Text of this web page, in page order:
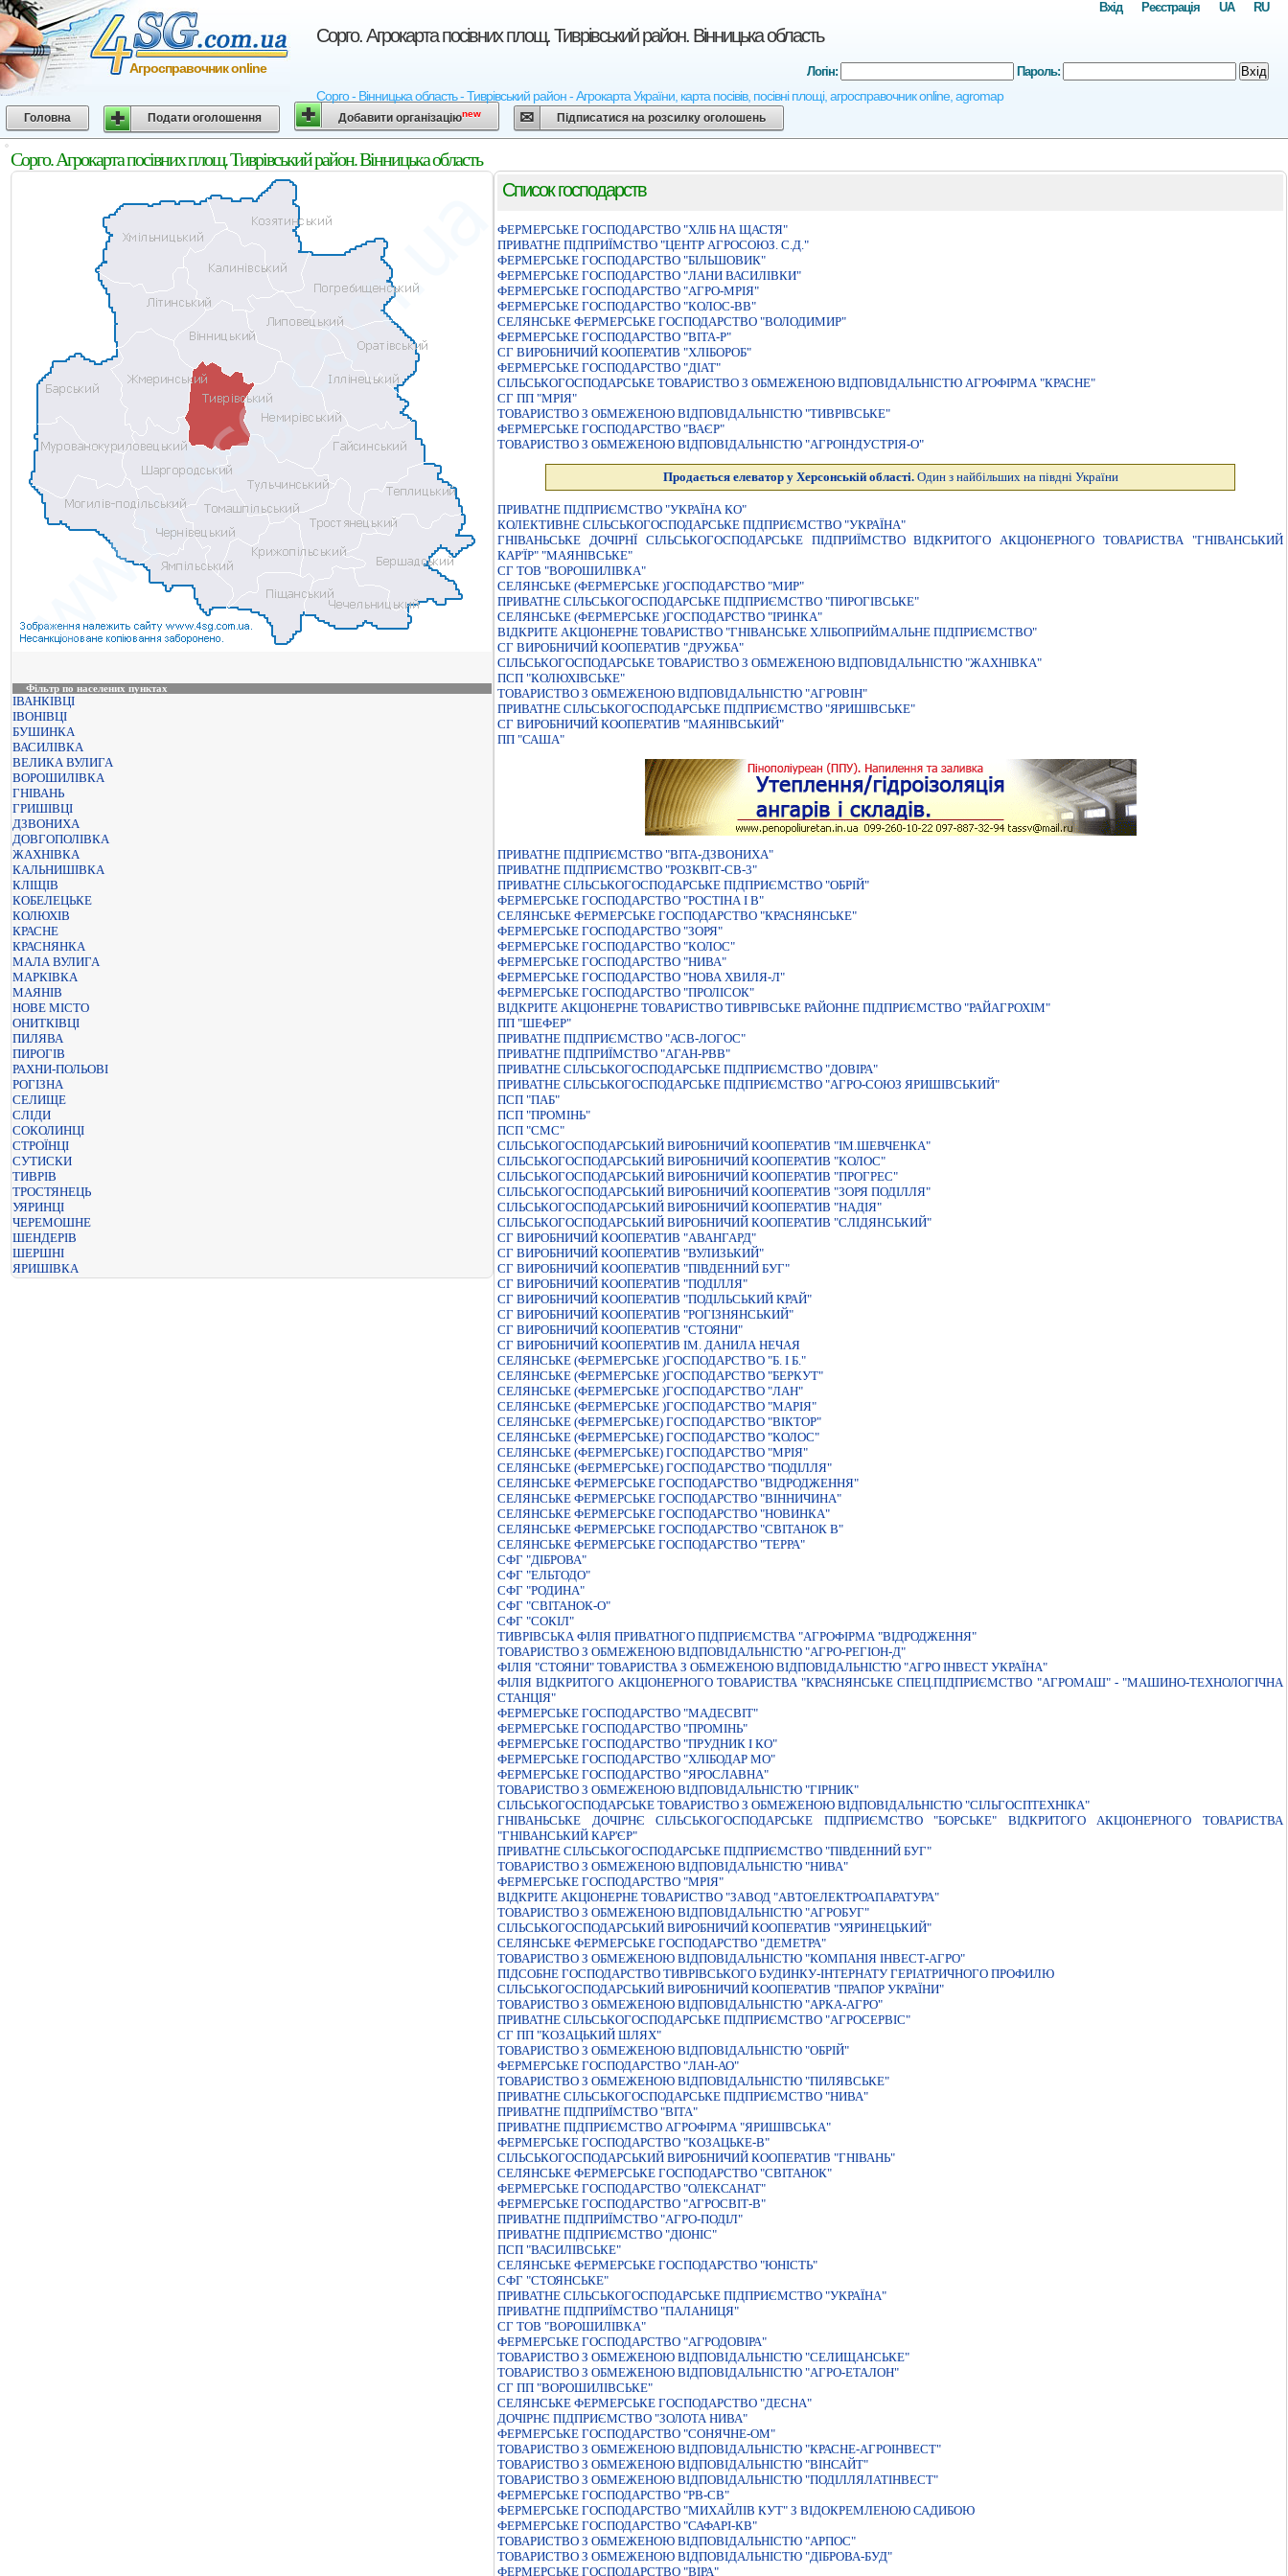
Сорго. Агрокарта посівних площ. Тиврівський район. Вінницька область
Сорго - Вінницька область - Тиврівський район - Агрокарта України, карта посівів, посівні площі, агросправочник online, agromap
Агросправочник online
RU
UA
Реєстрація
Вхід
Логін: Пароль: Вхід
Головна Подати оголошення Добавити організаціюnew Підписатися на розсилку оголошень
Сорго. Агрокарта посівних площ. Тиврівський район. Вінницька область
Фільтр по населених пунктах
ІВАНКІВЦІ
ІВОНІВЦІ
БУШИНКА
ВАСИЛІВКА
ВЕЛИКА ВУЛИГА
ВОРОШИЛІВКА
ГНІВАНЬ
ГРИШІВЦІ
ДЗВОНИХА
ДОВГОПОЛІВКА
ЖАХНІВКА
КАЛЬНИШІВКА
КЛІЩІВ
КОБЕЛЕЦЬКЕ
КОЛЮХІВ
КРАСНЕ
КРАСНЯНКА
МАЛА ВУЛИГА
МАРКІВКА
МАЯНІВ
НОВЕ МІСТО
ОНИТКІВЦІ
ПИЛЯВА
ПИРОГІВ
РАХНИ-ПОЛЬОВІ
РОГІЗНА
СЕЛИЩЕ
СЛІДИ
СОКОЛИНЦІ
СТРОЇНЦІ
СУТИСКИ
ТИВРІВ
ТРОСТЯНЕЦЬ
УЯРИНЦІ
ЧЕРЕМОШНЕ
ШЕНДЕРІВ
ШЕРШНІ
ЯРИШІВКА
Список господарств
ФЕРМЕРСЬКЕ ГОСПОДАРСТВО "ХЛІБ НА ЩАСТЯ"
ПРИВАТНЕ ПIДПРИЇМСТВО "ЦЕНТР АГРОСОЮЗ. С.Д."
ФЕРМЕРСЬКЕ ГОСПОДАРСТВО "БІЛЬШОВИК"
ФЕРМЕРСЬКЕ ГОСПОДАРСТВО "ЛАНИ ВАСИЛIВКИ"
ФЕРМЕРСЬКЕ ГОСПОДАРСТВО "АГРО-МРIЯ"
ФЕРМЕРСЬКЕ ГОСПОДАРСТВО "КОЛОС-ВВ"
СЕЛЯНСЬКЕ ФЕРМЕРСЬКЕ ГОСПОДАРСТВО "ВОЛОДИМИР"
ФЕРМЕРСЬКЕ ГОСПОДАРСТВО "ВIТА-Р"
СГ ВИРОБНИЧИЙ КООПЕРАТИВ "ХЛІБОРОБ"
ФЕРМЕРСЬКЕ ГОСПОДАРСТВО "ДIАТ"
СIЛЬСЬКОГОСПОДАРСЬКЕ ТОВАРИСТВО З ОБМЕЖЕНОЮ ВIДПОВIДАЛЬНIСТЮ АГРОФIРМА "КРАСНЕ"
СГ ПП "МРІЯ"
ТОВАРИСТВО З ОБМЕЖЕНОЮ ВIДПОВIДАЛЬНIСТЮ "ТИВРIВСЬКЕ"
ФЕРМЕРСЬКЕ ГОСПОДАРСТВО "ВАЄР"
ТОВАРИСТВО З ОБМЕЖЕНОЮ ВIДПОВIДАЛЬНIСТЮ "АГРОIНДУСТРIЯ-О"
Продається елеватор у Херсонській області. Один з найбільших на півдні України
ПРИВАТНЕ ПIДПРИЄМСТВО "УКРАЇНА КО"
КОЛЕКТИВНЕ СІЛЬСЬКОГОСПОДАРСЬКЕ ПІДПРИЄМСТВО "УКРАЇНА"
ГНIВАНЬСЬКЕ ДОЧIРНЇ СIЛЬСЬКОГОСПОДАРСЬКЕ ПIДПРИЇМСТВО ВIДКРИТОГО АКЦIОНЕРНОГО ТОВАРИСТВА "ГНIВАНСЬКИЙ
КАР'ЇР" "МАЯНIВСЬКЕ"
СГ ТОВ "ВОРОШИЛІВКА"
СЕЛЯНСЬКЕ (ФЕРМЕРСЬКЕ )ГОСПОДАРСТВО "МИР"
ПРИВАТНЕ СIЛЬСЬКОГОСПОДАРСЬКЕ ПIДПРИЄМСТВО "ПИРОГIВСЬКЕ"
СЕЛЯНСЬКЕ (ФЕРМЕРСЬКЕ )ГОСПОДАРСТВО "IРИНКА"
ВIДКРИТЕ АКЦIОНЕРНЕ ТОВАРИСТВО "ГНIВАНСЬКЕ ХЛIБОПРИЙМАЛЬНЕ ПIДПРИЄМСТВО"
СГ ВИРОБНИЧИЙ КООПЕРАТИВ "ДРУЖБА"
СIЛЬСЬКОГОСПОДАРСЬКЕ ТОВАРИСТВО З ОБМЕЖЕНОЮ ВIДПОВIДАЛЬНIСТЮ "ЖАХНIВКА"
ПСП "КОЛЮХІВСЬКЕ"
ТОВАРИСТВО З ОБМЕЖЕНОЮ ВIДПОВIДАЛЬНIСТЮ "АГРОВIН"
ПРИВАТНЕ СІЛЬСЬКОГОСПОДАРСЬКЕ ПІДПРИЄМСТВО "ЯРИШІВСЬКЕ"
СГ ВИРОБНИЧИЙ КООПЕРАТИВ "МАЯНІВСЬКИЙ"
ПП "САША"
ПРИВАТНЕ ПIДПРИЄМСТВО "ВIТА-ДЗВОНИХА"
ПРИВАТНЕ ПIДПРИЄМСТВО "РОЗКВIТ-СВ-3"
ПРИВАТНЕ СІЛЬСЬКОГОСПОДАРСЬКЕ ПІДПРИЄМСТВО "ОБРІЙ"
ФЕРМЕРСЬКЕ ГОСПОДАРСТВО "РОСТІНА І В"
СЕЛЯНСЬКЕ ФЕРМЕРСЬКЕ ГОСПОДАРСТВО "КРАСНЯНСЬКЕ"
ФЕРМЕРСЬКЕ ГОСПОДАРСТВО "ЗОРЯ"
ФЕРМЕРСЬКЕ ГОСПОДАРСТВО "КОЛОС"
ФЕРМЕРСЬКЕ ГОСПОДАРСТВО "НИВА"
ФЕРМЕРСЬКЕ ГОСПОДАРСТВО "НОВА ХВИЛЯ-Л"
ФЕРМЕРСЬКЕ ГОСПОДАРСТВО "ПРОЛІСОК"
ВIДКРИТЕ АКЦIОНЕРНЕ ТОВАРИСТВО ТИВРIВСЬКЕ РАЙОННЕ ПIДПРИЄМСТВО "РАЙАГРОХIМ"
ПП "ШЕФЕР"
ПРИВАТНЕ ПIДПРИЄМСТВО "АСВ-ЛОГОС"
ПРИВАТНЕ ПIДПРИЇМСТВО "АГАН-РВВ"
ПРИВАТНЕ СIЛЬСЬКОГОСПОДАРСЬКЕ ПIДПРИЄМСТВО "ДОВIРА"
ПРИВАТНЕ СІЛЬСЬКОГОСПОДАРСЬКЕ ПІДПРИЄМСТВО "АГРО-СОЮЗ ЯРИШІВСЬКИЙ"
ПСП "ПАБ"
ПСП "ПРОМІНЬ"
ПСП "СМС"
СIЛЬСЬКОГОСПОДАРСЬКИЙ ВИРОБНИЧИЙ КООПЕРАТИВ "IМ.ШЕВЧЕНКА"
СIЛЬСЬКОГОСПОДАРСЬКИЙ ВИРОБНИЧИЙ КООПЕРАТИВ "КОЛОС"
СIЛЬСЬКОГОСПОДАРСЬКИЙ ВИРОБНИЧИЙ КООПЕРАТИВ "ПРОГРЕС"
СІЛЬСЬКОГОСПОДАРСЬКИЙ ВИРОБНИЧИЙ КООПЕРАТИВ "ЗОРЯ ПОДІЛЛЯ"
СІЛЬСЬКОГОСПОДАРСЬКИЙ ВИРОБНИЧИЙ КООПЕРАТИВ "НАДІЯ"
СІЛЬСЬКОГОСПОДАРСЬКИЙ ВИРОБНИЧИЙ КООПЕРАТИВ "СЛІДЯНСЬКИЙ"
СГ ВИРОБНИЧИЙ КООПЕРАТИВ "АВАНГАРД"
СГ ВИРОБНИЧИЙ КООПЕРАТИВ "ВУЛИЗЬКИЙ"
СГ ВИРОБНИЧИЙ КООПЕРАТИВ "ПІВДЕННИЙ БУГ"
СГ ВИРОБНИЧИЙ КООПЕРАТИВ "ПОДІЛЛЯ"
СГ ВИРОБНИЧИЙ КООПЕРАТИВ "ПОДІЛЬСЬКИЙ КРАЙ"
СГ ВИРОБНИЧИЙ КООПЕРАТИВ "РОГІЗНЯНСЬКИЙ"
СГ ВИРОБНИЧИЙ КООПЕРАТИВ "СТОЯНИ"
СГ ВИРОБНИЧИЙ КООПЕРАТИВ ІМ. ДАНИЛА НЕЧАЯ
СЕЛЯНСЬКЕ (ФЕРМЕРСЬКЕ )ГОСПОДАРСТВО "Б. I Б."
СЕЛЯНСЬКЕ (ФЕРМЕРСЬКЕ )ГОСПОДАРСТВО "БЕРКУТ"
СЕЛЯНСЬКЕ (ФЕРМЕРСЬКЕ )ГОСПОДАРСТВО "ЛАН"
СЕЛЯНСЬКЕ (ФЕРМЕРСЬКЕ )ГОСПОДАРСТВО "МАРІЯ"
СЕЛЯНСЬКЕ (ФЕРМЕРСЬКЕ) ГОСПОДАРСТВО "ВІКТОР"
СЕЛЯНСЬКЕ (ФЕРМЕРСЬКЕ) ГОСПОДАРСТВО "КОЛОС"
СЕЛЯНСЬКЕ (ФЕРМЕРСЬКЕ) ГОСПОДАРСТВО "МРIЯ"
СЕЛЯНСЬКЕ (ФЕРМЕРСЬКЕ) ГОСПОДАРСТВО "ПОДIЛЛЯ"
СЕЛЯНСЬКЕ ФЕРМЕРСЬКЕ ГОСПОДАРСТВО "ВIДРОДЖЕННЯ"
СЕЛЯНСЬКЕ ФЕРМЕРСЬКЕ ГОСПОДАРСТВО "ВIННИЧИНА"
СЕЛЯНСЬКЕ ФЕРМЕРСЬКЕ ГОСПОДАРСТВО "НОВИНКА"
СЕЛЯНСЬКЕ ФЕРМЕРСЬКЕ ГОСПОДАРСТВО "СВІТАНОК В"
СЕЛЯНСЬКЕ ФЕРМЕРСЬКЕ ГОСПОДАРСТВО "ТЕРРА"
СФГ "ДІБРОВА"
СФГ "ЕЛЬТОДО"
СФГ "РОДИНА"
СФГ "СВІТАНОК-О"
СФГ "СОКІЛ"
ТИВРIВСЬКА ФIЛIЯ ПРИВАТНОГО ПIДПРИЄМСТВА "АГРОФIРМА "ВIДРОДЖЕННЯ"
ТОВАРИСТВО З ОБМЕЖЕНОЮ ВІДПОВІДАЛЬНІСТЮ "АГРО-РЕГІОН-Д"
ФIЛIЯ "СТОЯНИ" ТОВАРИСТВА З ОБМЕЖЕНОЮ ВIДПОВIДАЛЬНIСТЮ "АГРО IНВЕСТ УКРАЇНА"
ФIЛIЯ ВIДКРИТОГО АКЦIОНЕРНОГО ТОВАРИСТВА "КРАСНЯНСЬКЕ СПЕЦ.ПIДПРИЄМСТВО "АГРОМАШ" - "МАШИНО-ТЕХНОЛОГIЧНА
СТАНЦIЯ"
ФЕРМЕРСЬКЕ ГОСПОДАРСТВО "МАДЕСВIТ"
ФЕРМЕРСЬКЕ ГОСПОДАРСТВО "ПРОМIНЬ"
ФЕРМЕРСЬКЕ ГОСПОДАРСТВО "ПРУДНИК І КО"
ФЕРМЕРСЬКЕ ГОСПОДАРСТВО "ХЛIБОДАР МО"
ФЕРМЕРСЬКЕ ГОСПОДАРСТВО "ЯРОСЛАВНА"
ТОВАРИСТВО З ОБМЕЖЕНОЮ ВІДПОВІДАЛЬНІСТЮ "ГІРНИК"
СIЛЬСЬКОГОСПОДАРСЬКЕ ТОВАРИСТВО З ОБМЕЖЕНОЮ ВIДПОВIДАЛЬНIСТЮ "СIЛЬГОСПТЕХНIКА"
ГНIВАНЬСЬКЕ ДОЧIРНЄ СIЛЬСЬКОГОСПОДАРСЬКЕ ПIДПРИЄМСТВО "БОРСЬКЕ" ВIДКРИТОГО АКЦIОНЕРНОГО ТОВАРИСТВА
"ГНIВАНСЬКИЙ КАР'ЄР"
ПРИВАТНЕ СIЛЬСЬКОГОСПОДАРСЬКЕ ПIДПРИЄМСТВО "ПIВДЕННИЙ БУГ"
ТОВАРИСТВО З ОБМЕЖЕНОЮ ВІДПОВІДАЛЬНІСТЮ "НИВА"
ФЕРМЕРСЬКЕ ГОСПОДАРСТВО "МРIЯ"
ВІДКРИТЕ АКЦІОНЕРНЕ ТОВАРИСТВО "ЗАВОД "АВТОЕЛЕКТРОАПАРАТУРА"
ТОВАРИСТВО З ОБМЕЖЕНОЮ ВІДПОВІДАЛЬНІСТЮ "АГРОБУГ"
СІЛЬСЬКОГОСПОДАРСЬКИЙ ВИРОБНИЧИЙ КООПЕРАТИВ "УЯРИНЕЦЬКИЙ"
СЕЛЯНСЬКЕ ФЕРМЕРСЬКЕ ГОСПОДАРСТВО "ДЕМЕТРА"
ТОВАРИСТВО З ОБМЕЖЕНОЮ ВІДПОВІДАЛЬНІСТЮ "КОМПАНІЯ ІНВЕСТ-АГРО"
ПІДСОБНЕ ГОСПОДАРСТВО ТИВРІВСЬКОГО БУДИНКУ-ІНТЕРНАТУ ГЕРІАТРИЧНОГО ПРОФИЛЮ
СIЛЬСЬКОГОСПОДАРСЬКИЙ ВИРОБНИЧИЙ КООПЕРАТИВ "ПРАПОР УКРАЇНИ"
ТОВАРИСТВО З ОБМЕЖЕНОЮ ВІДПОВІДАЛЬНІСТЮ "АРКА-АГРО"
ПРИВАТНЕ СIЛЬСЬКОГОСПОДАРСЬКЕ ПIДПРИЄМСТВО "АГРОСЕРВIС"
СГ ПП "КОЗАЦЬКИЙ ШЛЯХ"
ТОВАРИСТВО З ОБМЕЖЕНОЮ ВІДПОВІДАЛЬНІСТЮ "ОБРІЙ"
ФЕРМЕРСЬКЕ ГОСПОДАРСТВО "ЛАН-АО"
ТОВАРИСТВО З ОБМЕЖЕНОЮ ВIДПОВIДАЛЬНIСТЮ "ПИЛЯВСЬКЕ"
ПРИВАТНЕ СIЛЬСЬКОГОСПОДАРСЬКЕ ПIДПРИЄМСТВО "НИВА"
ПРИВАТНЕ ПIДПРИЇМСТВО "ВIТА"
ПРИВАТНЕ ПІДПРИЄМСТВО АГРОФІРМА "ЯРИШІВСЬКА"
ФЕРМЕРСЬКЕ ГОСПОДАРСТВО "КОЗАЦЬКЕ-В"
СIЛЬСЬКОГОСПОДАРСЬКИЙ ВИРОБНИЧИЙ КООПЕРАТИВ "ГНIВАНЬ"
СЕЛЯНСЬКЕ ФЕРМЕРСЬКЕ ГОСПОДАРСТВО "СВIТАНОК"
ФЕРМЕРСЬКЕ ГОСПОДАРСТВО "ОЛЕКСАНАТ"
ФЕРМЕРСЬКЕ ГОСПОДАРСТВО "АГРОСВIТ-В"
ПРИВАТНЕ ПIДПРИЇМСТВО "АГРО-ПОДIЛ"
ПРИВАТНЕ ПIДПРИЄМСТВО "ДIОНIС"
ПСП "ВАСИЛІВСЬКЕ"
СЕЛЯНСЬКЕ ФЕРМЕРСЬКЕ ГОСПОДАРСТВО "ЮНIСТЬ"
СФГ "СТОЯНСЬКЕ"
ПРИВАТНЕ СIЛЬСЬКОГОСПОДАРСЬКЕ ПIДПРИЄМСТВО "УКРАЇНА"
ПРИВАТНЕ ПIДПРИЇМСТВО "ПАЛАНИЦЯ"
СГ ТОВ "ВОРОШИЛІВКА"
ФЕРМЕРСЬКЕ ГОСПОДАРСТВО "АГРОДОВIРА"
ТОВАРИСТВО З ОБМЕЖЕНОЮ ВIДПОВIДАЛЬНIСТЮ "СЕЛИЩАНСЬКЕ"
ТОВАРИСТВО З ОБМЕЖЕНОЮ ВIДПОВIДАЛЬНIСТЮ "АГРО-ЕТАЛОН"
СГ ПП "ВОРОШИЛІВСЬКЕ"
СЕЛЯНСЬКЕ ФЕРМЕРСЬКЕ ГОСПОДАРСТВО "ДЕСНА"
ДОЧIРНЄ ПIДПРИЄМСТВО "ЗОЛОТА НИВА"
ФЕРМЕРСЬКЕ ГОСПОДАРСТВО "СОНЯЧНЕ-ОМ"
ТОВАРИСТВО З ОБМЕЖЕНОЮ ВІДПОВІДАЛЬНІСТЮ "КРАСНЕ-АГРОІНВЕСТ"
ТОВАРИСТВО З ОБМЕЖЕНОЮ ВIДПОВIДАЛЬНIСТЮ "ВIНСАЙТ"
ТОВАРИСТВО З ОБМЕЖЕНОЮ ВІДПОВІДАЛЬНІСТЮ "ПОДІЛЛЯЛАТІНВЕСТ"
ФЕРМЕРСЬКЕ ГОСПОДАРСТВО "РВ-СВ"
ФЕРМЕРСЬКЕ ГОСПОДАРСТВО "МИХАЙЛІВ КУТ" З ВІДОКРЕМЛЕНОЮ САДИБОЮ
ФЕРМЕРСЬКЕ ГОСПОДАРСТВО "САФАРІ-КВ"
ТОВАРИСТВО З ОБМЕЖЕНОЮ ВIДПОВIДАЛЬНIСТЮ "АРПОС"
ТОВАРИСТВО З ОБМЕЖЕНОЮ ВІДПОВІДАЛЬНІСТЮ "ДІБРОВА-БУД"
ФЕРМЕРСЬКЕ ГОСПОДАРСТВО "ВIРА"